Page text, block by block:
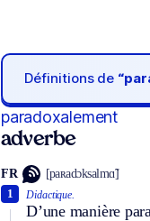
Définitions de
paradoxalement
adverbe
FR [paʀadɔksalmɑ̃]
Didactique.
D’une manière
1